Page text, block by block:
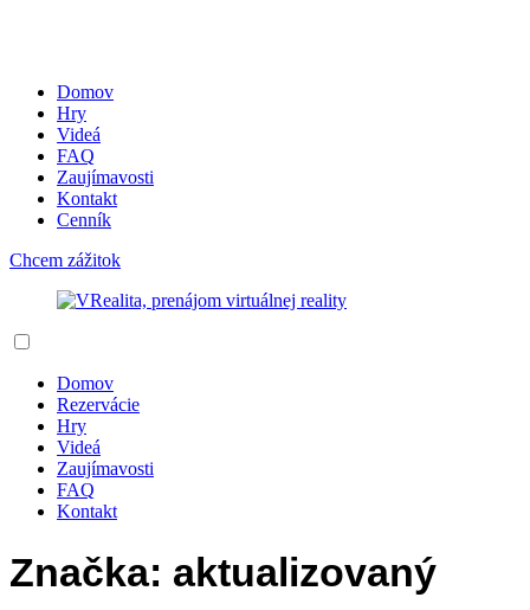
Domov
Hry
Videá
FAQ
Zaujímavosti
Kontakt
Cenník
Chcem zážitok
Domov
Rezervácie
Hry
Videá
Zaujímavosti
FAQ
Kontakt
Značka: aktualizovaný